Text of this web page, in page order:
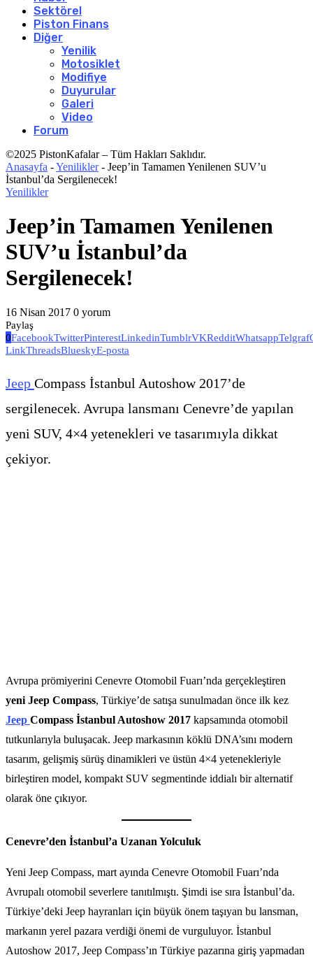
Sektörel
Piston Finans
Diğer
Yenilik
Motosiklet
Modifiye
Duyurular
Galeri
Video
Forum
©2025 PistonKafalar – Tüm Hakları Saklıdır.
Anasayfa -Yenilikler- Jeep’in Tamamen Yenilenen SUV’u
İstanbul’da Sergilenecek!
Yenilikler
Jeep’in Tamamen Yenilenen
SUV’u İstanbul’da
Sergilenecek!
16 Nisan 2017 0 yorum
Paylaş
0FacebookTwitterPinterestLinkedinTumblrVKRedditWhatsappTelgraf
LinkThreadsBlueskyE-posta
Jeep Compass İstanbul Autoshow 2017’de
sergilenecek. Avrupa lansmanı Cenevre’de yapılan
yeni SUV, 4×4 yetenekleri ve tasarımıyla dikkat
çekiyor.
Avrupa prömiyerini Cenevre Otomobil Fuarı’nda gerçekleştiren
yeni Jeep Compass, Türkiye’de satışa sunulmadan önce ilk kez
Jeep Compass İstanbul Autoshow 2017 kapsamında otomobil
tutkunlarıyla buluşacak. Jeep markasının köklü DNA’sını modern
tasarım, gelişmiş sürüş dinamikleri ve üstün 4×4 yetenekleriyle
birleştiren model, kompakt SUV segmentinde iddialı bir alternatif
olarak öne çıkıyor.
Cenevre’den İstanbul’a Uzanan Yolculuk
Yeni Jeep Compass, mart ayında Cenevre Otomobil Fuarı’nda
Avrupalı otomobil severlere tanıtılmıştı. Şimdi ise sıra İstanbul’da.
Türkiye’deki Jeep hayranları için büyük önem taşıyan bu lansman,
markanın yerel pazara verdiği önemi de vurguluyor. İstanbul
Autoshow 2017, Jeep Compass’ın Türkiye pazarına giriş yapmadan